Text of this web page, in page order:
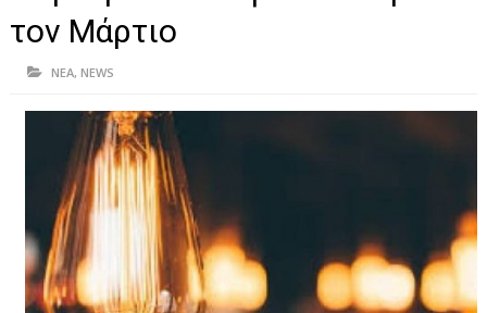
ΗΠΕΙΡΟΣ
ΠΡΕΒΕΖΑ
ΙΩΑΝΝΙΝΑ
ΘΕΣΠΡΩΤΙΑ
ΙΟΝΙΑ ΝΗΣΙΑ
ΚΑΙ ΕΛΛΑΔΑ
τον Μάρτιο
ΝΕΑ, NEWS